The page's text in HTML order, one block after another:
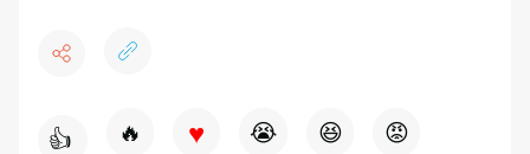
👍 🔥 ♥ 😭 😆 😡